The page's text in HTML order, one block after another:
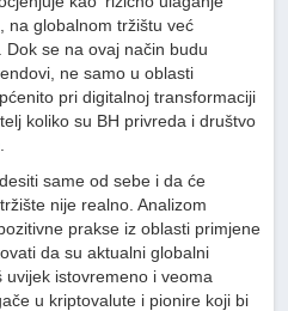
na globalnom tržištu već
se na ovaj način budu
ne samo u oblasti
pri digitalnoj transformaciji
koliko su BH privreda i društvo
same od sebe i da će
nije realno. Analizom
prakse iz oblasti primjene
da su aktualni globalni
istovremeno i veoma
u kriptovalute i pionire koji bi